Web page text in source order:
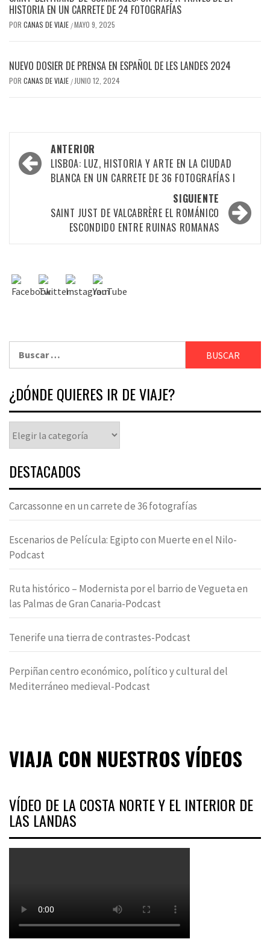
HISTORIA EN UN CARRETE DE 24 FOTOGRAFÍAS
POR CANAS DE VIAJE /MAYO 9, 2025
NUEVO DOSIER DE PRENSA EN ESPAÑOL DE LES LANDES 2024
POR CANAS DE VIAJE / JUNIO 12, 2024
ANTERIOR
LISBOA: LUZ, HISTORIA Y ARTE EN LA CIUDAD
BLANCA EN UN CARRETE DE 36 FOTOGRAFÍAS I
SIGUIENTE
SAINT JUST DE VALCABRÈRE EL ROMÁNICO
ESCONDIDO ENTRE RUINAS ROMANAS
¿DÓNDE QUIERES IR DE VIAJE?
DESTACADOS
Carcassonne en un carrete de 36 fotografías
Escenarios de Película: Egipto con Muerte en el Nilo-
Podcast
Ruta histórico – Modernista por el barrio de Vegueta en
las Palmas de Gran Canaria-Podcast
Tenerife una tierra de contrastes-Podcast
Perpiñan centro económico, político y cultural del
Mediterráneo medieval-Podcast
VIAJA CON NUESTROS VÍDEOS
VÍDEO DE LA COSTA NORTE Y EL INTERIOR DE
LAS LANDAS